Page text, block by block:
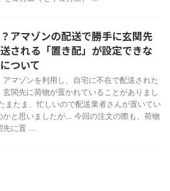
アマゾンの配送で勝手に玄関先
される「置き配」が設定できな
ついて
アマゾンを利用し、自宅に不在で配送された
玄関先に荷物が置かれていることがありまし
またま、忙しいので配送業者さんが置いてい
かと思いましたが… 今回の注文の際も、荷物
先に置 ...